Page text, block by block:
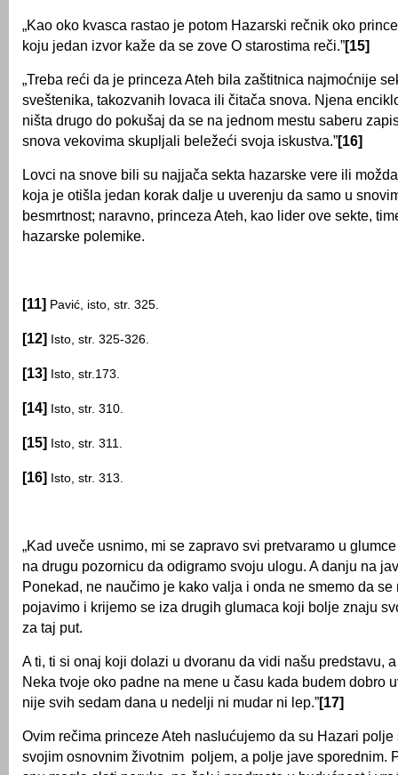
„Kao oko kvasca rastao je potom Hazarski rečnik oko
koju jedan izvor kaže da se zove O starostima reči.”[15]
„Treba reći da je princeza Ateh bila zaštitnica najmoćnije
sveštenika, takozvanih lovaca ili čitača snova. Njena
ništa drugo do pokušaj da se na jednom mestu saberu
snova vekovima skupljali beležeći svoja iskustva.”[16]
Lovci na snove bili su najjača sekta hazarske vere ili
koja je otišla jedan korak dalje u uverenju da samo u
besmrtnost; naravno, princeza Ateh, kao lider ove sekte,
hazarske polemike.
[11] Pavić, isto, str. 325.
[12] Isto, str. 325-326.
[13] Isto, str.173.
[14] Isto, str. 310.
[15] Isto, str. 311.
[16] Isto, str. 313.
„Kad uveče usnimo, mi se zapravo svi pretvaramo u
na drugu pozornicu da odigramo svoju ulogu. A danju na
Ponekad, ne naučimo je kako valja i onda ne smemo da se
pojavimo i krijemo se iza drugih glumaca koji bolje znaju
za taj put.
A ti, ti si onaj koji dolazi u dvoranu da vidi našu predstavu,
Neka tvoje oko padne na mene u času kada budem dobro
nije svih sedam dana u nedelji ni mudar ni lep.”[17]
Ovim rečima princeze Ateh naslućujemo da su Hazari polje
svojim osnovnim životnim poljem, a polje jave sporednim.